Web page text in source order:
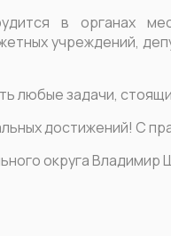
в органах
учреждений,
любые задачи,
достижений! С
округа Владимир